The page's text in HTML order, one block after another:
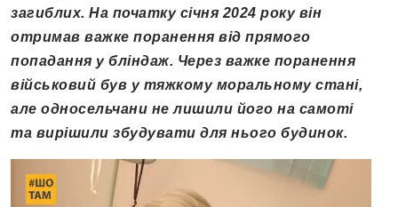
загиблих. На початку січня 2024 року він
отримав важке поранення від прямого
попадання у бліндаж. Через важке поранення
військовий був у тяжкому моральному стані,
але односельчани не лишили його на самоті
та вирішили збудувати для нього будинок.
Відеопрогравач